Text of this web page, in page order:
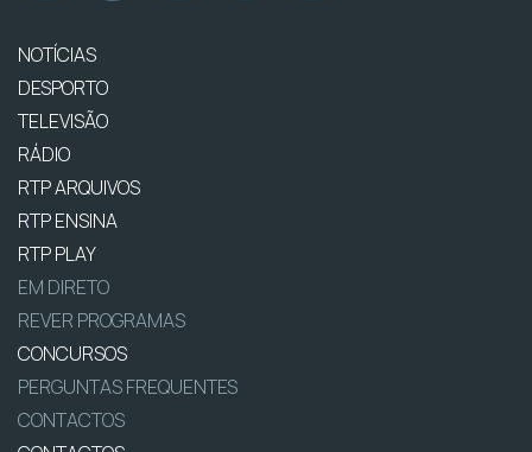
NOTÍCIAS
DESPORTO
TELEVISÃO
RÁDIO
RTP ARQUIVOS
RTP ENSINA
RTP PLAY
EM DIRETO
REVER PROGRAMAS
CONCURSOS
PERGUNTAS FREQUENTES
CONTACTOS